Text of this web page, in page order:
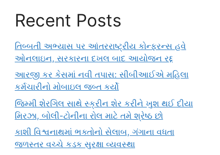
Recent Posts
તિબ્બતી અભ્યાસ પર આંતરરાષ્ટ્રીય કોન્ફરન્સ હવે
ઓનલાઇન, સરકારના દખલ બાદ આયોજન રદ્દ
આરજી કર કેસમાં નવી તપાસ: સીબીઆઈએ મહિલા
કર્મચારીનો મોબાઇલ જબ્ત કર્યો
જિમ્મી શેરગિલ સાથે સ્ક્રીન શેર કરીને ખુશ થઈ દીયા
મિરઝા, બોલી-ટોનીના રોલ માટે તમે શ્રેષ્ઠ છો
કાશી વિશ્વનાથમાં ભક્તોનો સેલાબ, ગંગાના વધતા
જળસ્તર વચ્ચે કડક સુરક્ષા વ્યવસ્થા